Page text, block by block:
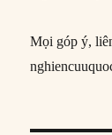
Mọi góp ý,